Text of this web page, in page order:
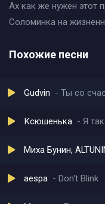
Ах как же нужен этот
Соломинка на
Похожие песни
Gudvin Ты со
Ксюшенька Я
Миха Бунин,
aespa Don't Blink